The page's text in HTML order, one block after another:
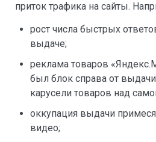
приток трафика на сайты.
рост числа быстрых
выдаче;
реклама товаров
был блок справа от
карусели товаров над
оккупация выдачи
видео;